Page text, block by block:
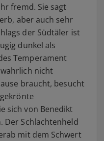
fremd. Sie sagt
aber auch sehr
der Südtäler ist
dunkel als
Temperament
nicht
braucht, besucht
sich von Benedikt
Der Schlachtenheld
mit dem Schwert